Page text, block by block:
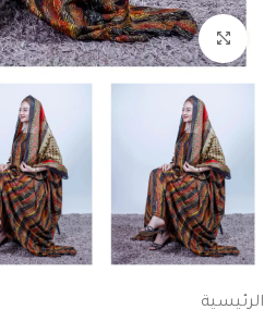
انقر للتكبير
الرئيسية